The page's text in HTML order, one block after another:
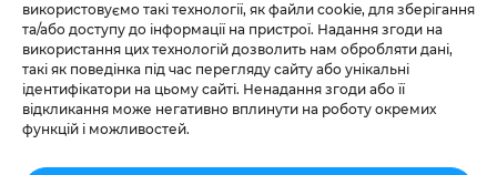
використовуємо такі технології, як файли cookie, для зберігання
та/або доступу до інформації на пристрої. Надання згоди на
використання цих технологій дозволить нам обробляти дані,
такі як поведінка під час перегляду сайту або унікальні
ідентифікатори на цьому сайті. Ненадання згоди або її
відкликання може негативно вплинути на роботу окремих
функцій і можливостей.
Слідкувати за нами
+38 073 185 81 11
+38 067 457 86 44